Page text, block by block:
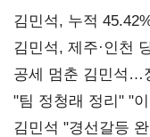
김민석, 누적
0.86%p(2보)
김민석, 제주·인천
공세 멈춘 김민석…
"팀 정청래 정리" "
다툼 격화
김민석 "경선갈등